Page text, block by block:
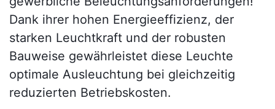
Dank ihrer hohen Energieeffizienz, der
starken Leuchtkraft und der robusten
Bauweise gewährleistet diese Leuchte
optimale Ausleuchtung bei gleichzeitig
reduzierten Betriebskosten.